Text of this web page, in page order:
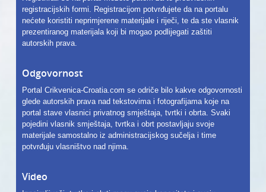
registracijskih formi. Registracijom potvrđujete da na portalu
nećete koristiti neprimjerene materijale i riječi, te da ste vlasnik
prezentiranog materijala koji bi mogao podlijegati zaštiti
autorskih prava.
Odgovornost
Portal Crikvenica-Croatia.com se odriče bilo kakve odgovornosti
glede autorskih prava nad tekstovima i fotografijama koje na
portal stave vlasnici privatnog smještaja, tvrtki i obrta. Svaki
pojedini vlasnik smještaja, tvrtka i obrt postavljaju svoje
materijale samostalno iz administracijskog sučelja i time
potvrđuju vlasništvo nad njima.
Video